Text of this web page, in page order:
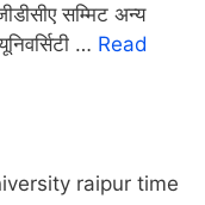
सम्मिट अन्य
… Read
raipur time